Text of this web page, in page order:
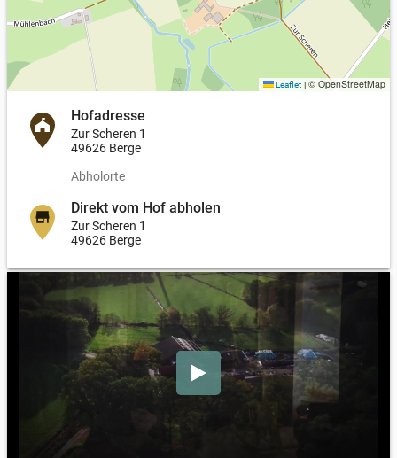
Leaflet | © OpenStreetMap
Hofadresse
Zur Scheren 1
49626 Berge
Abholorte
Direkt vom Hof abholen
Zur Scheren 1
49626 Berge